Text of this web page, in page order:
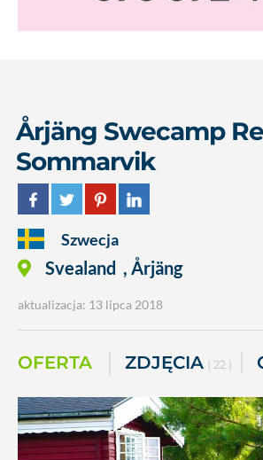
Årjäng Swecamp
Sommarvik
Szwecja
Svealand , Årjäng
aktualizacja: 13 lipca 2018
OFERTA ZDJĘCIA ( 22 )